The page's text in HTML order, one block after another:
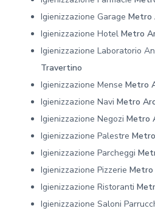
Igienizzazione Garage Metro
Igienizzazione Hotel Metro
Igienizzazione Laboratorio
Travertino
Igienizzazione Mense Metro
Igienizzazione Navi Metro
Igienizzazione Negozi Metro
Igienizzazione Palestre
Igienizzazione Parcheggi
Igienizzazione Pizzerie Metro
Igienizzazione Ristoranti
Igienizzazione Saloni